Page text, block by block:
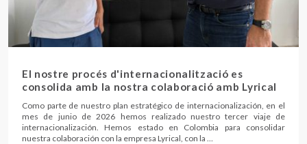
El nostre procés d'internacionalització es
consolida amb la nostra colaboració amb Lyrical
Como parte de nuestro plan estratégico de internacionalización, en el
mes de junio de 2026 hemos realizado nuestro tercer viaje de
internacionalización. Hemos estado en Colombia para consolidar
nuestra colaboración con la empresa Lyrical, con la …